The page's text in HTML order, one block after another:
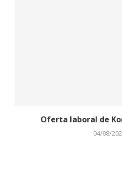
Oferta laboral de
04/08/